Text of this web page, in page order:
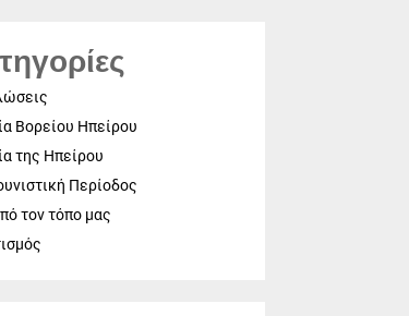
Βορείου Ηπείρου
της Ηπείρου
Περίοδος
τον τόπο μας